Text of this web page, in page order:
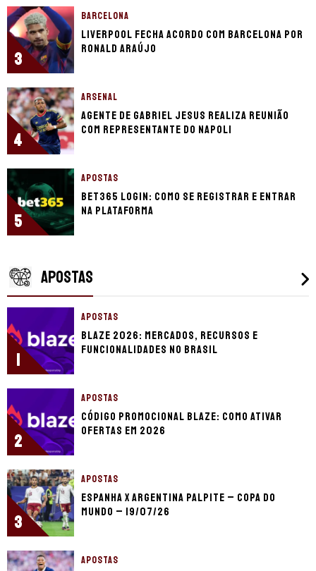
3
BARCELONA
Liverpool fecha acordo com Barcelona por
Ronald Araújo
4
ARSENAL
Agente de Gabriel Jesus realiza reunião
com representante do Napoli
5
APOSTAS
bet365 login: como se registrar e entrar
na plataforma
APOSTAS
1
APOSTAS
Blaze 2026: mercados, recursos e
funcionalidades no Brasil
2
APOSTAS
Código promocional Blaze: como ativar
ofertas em 2026
3
APOSTAS
Espanha x Argentina palpite – Copa do
Mundo – 19/07/26
APOSTAS